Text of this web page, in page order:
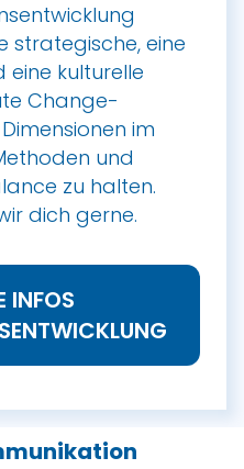
strategische, eine
kulturelle
Change-
im
und
zu halten.
dich gerne.
INFOS